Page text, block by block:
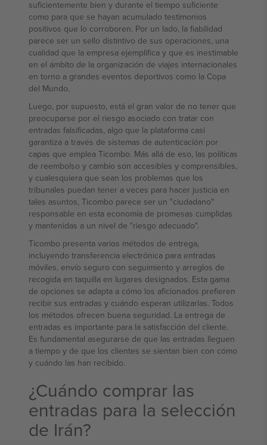
suficientemente bien y durante el tiempo suficiente
como para que se hayan acumulado testimonios
positivos que lo corroboren. Por un lado, la fiabilidad
parece ser un sello distintivo de sus operaciones, una
cualidad que la empresa ejemplifica y que es inestimable
en el ámbito de la organización de viajes internacionales
en torno a grandes eventos deportivos como la Copa
del Mundo.
Luego, por supuesto, está el gran valor de no tener que
preocuparse por el riesgo asociado con tratar con
entradas falsificadas, algo que la plataforma casi
garantiza a través de sistemas de autenticación por
capas que emplea Ticombo. Más allá de eso, las políticas
de reembolso y cambio son accesibles y comprensibles,
y cualesquiera que sean los problemas que los
tribunales puedan tener a veces para hacer justicia en
tales asuntos, Ticombo parece ser un "ciudadano"
responsable en esta economía de promesas cumplidas
y mantenidas a un nivel de "riesgo adecuado".
Ticombo presenta varios métodos de entrega,
incluyendo transferencia electrónica para entradas
móviles, envío seguro con seguimiento y arreglos de
recogida en taquilla en lugares designados. Esta gama
de opciones se adapta a cómo los aficionados prefieren
recibir sus entradas y cuándo esperan utilizarlas. Todos
los métodos ofrecen buena seguridad. La entrega de
entradas es importante para la satisfacción del cliente.
Es fundamental asegurarse de que las entradas lleguen
a tiempo y de que los clientes se sientan bien con cómo
y cuándo las han recibido.
¿Cuándo comprar las
entradas para la selección
de Irán?